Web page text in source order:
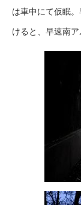
は車中にて仮眠
けると、早速南